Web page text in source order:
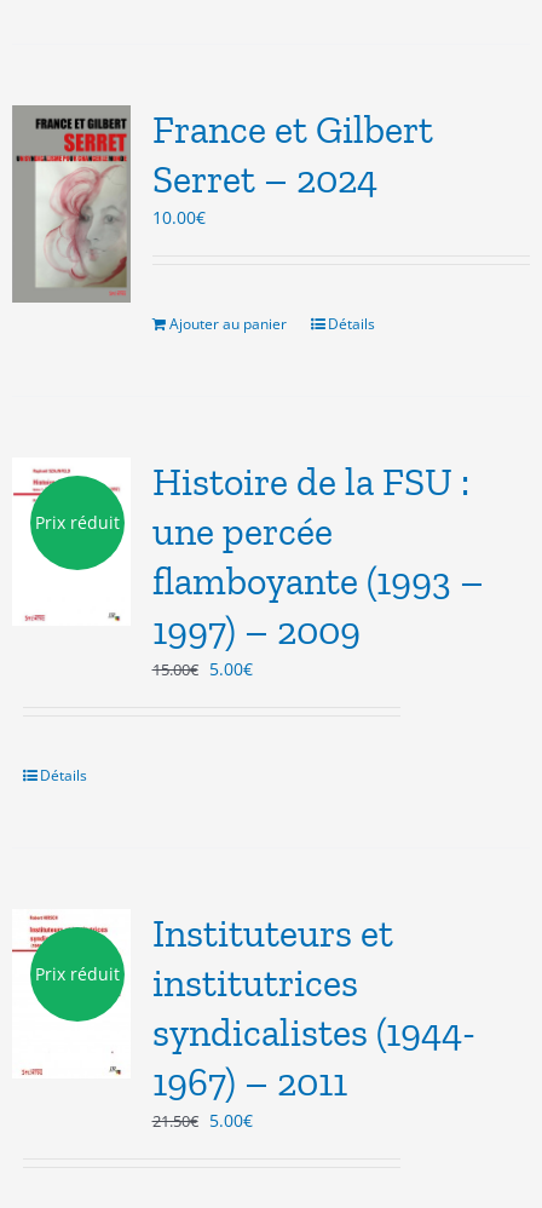
France et Gilbert
Serret – 2024
10.00€
Ajouter au panier Détails
Prix réduit
Histoire de la FSU :
une percée
flamboyante (1993 –
1997) – 2009
15.00€ Le
5.00€Le
Détails
Prix réduit
Instituteurs et
institutrices
syndicalistes (1944-
1967) – 2011
21.50€ Le
5.00€Le